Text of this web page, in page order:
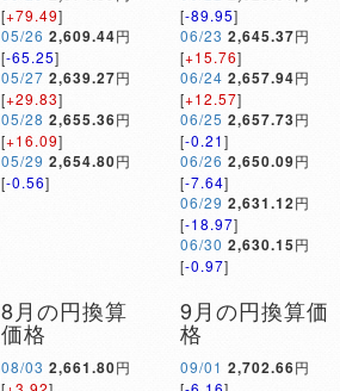
[+79.49]
05/26 2,609.44円
[-65.25]
05/27 2,639.27円
[+29.83]
05/28 2,655.36円
[+16.09]
05/29 2,654.80円
[-0.56]
[-89.95]
06/23 2,645.37円
[+15.76]
06/24 2,657.94円
[+12.57]
06/25 2,657.73円
[-0.21]
06/26 2,650.09円
[-7.64]
06/29 2,631.12円
[-18.97]
06/30 2,630.15円
[-0.97]
8月の円換算
価格
08/03 2,661.80円
9月の円換算価
格
09/01 2,702.66円